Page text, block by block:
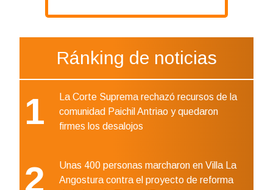
Ránking de noticias
1
La Corte Suprema rechazó recursos de la
comunidad Paichil Antriao y quedaron
firmes los desalojos
2
Unas 400 personas marcharon en Villa La
Angostura contra el proyecto de reforma